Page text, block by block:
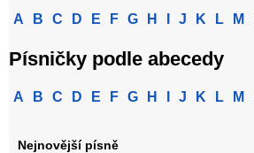
A B C D E F G H J K L M
Písničky podle abecedy
A B C D E F G H J K L M
Nejnovější písně